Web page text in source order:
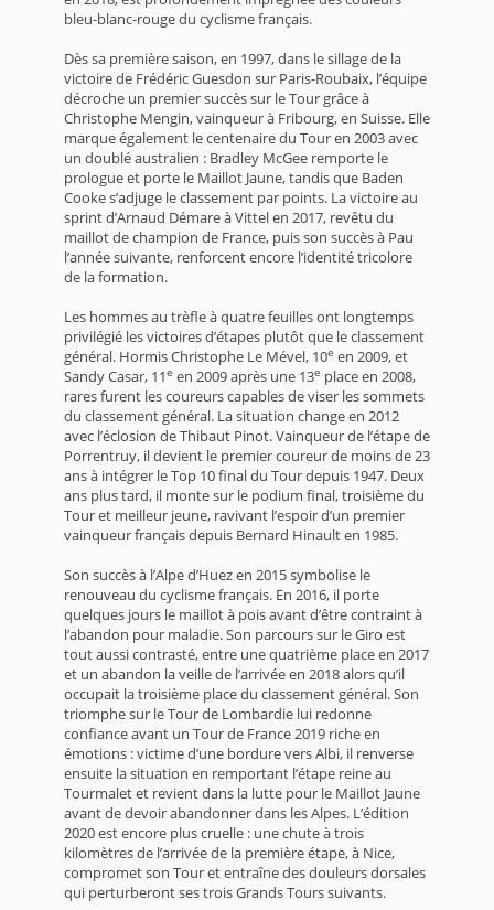
bleu-blanc-rouge du cyclisme français.
Dès sa première saison, en 1997, dans le sillage de la
victoire de Frédéric Guesdon sur Paris-Roubaix, l’équipe
décroche un premier succès sur le Tour grâce à
Christophe Mengin, vainqueur à Fribourg, en Suisse. Elle
marque également le centenaire du Tour en 2003 avec
un doublé australien : Bradley McGee remporte le
prologue et porte le Maillot Jaune, tandis que Baden
Cooke s’adjuge le classement par points. La victoire au
sprint d’Arnaud Démare à Vittel en 2017, revêtu du
maillot de champion de France, puis son succès à Pau
l’année suivante, renforcent encore l’identité tricolore
de la formation.
Les hommes au trèfle à quatre feuilles ont longtemps
privilégié les victoires d’étapes plutôt que le classement
général. Hormis Christophe Le Mével, 10e en 2009, et
Sandy Casar, 11e en 2009 après une 13e place en 2008,
rares furent les coureurs capables de viser les sommets
du classement général. La situation change en 2012
avec l’éclosion de Thibaut Pinot. Vainqueur de l’étape de
Porrentruy, il devient le premier coureur de moins de 23
ans à intégrer le Top 10 final du Tour depuis 1947. Deux
ans plus tard, il monte sur le podium final, troisième du
Tour et meilleur jeune, ravivant l’espoir d’un premier
vainqueur français depuis Bernard Hinault en 1985.
Son succès à l’Alpe d’Huez en 2015 symbolise le
renouveau du cyclisme français. En 2016, il porte
quelques jours le maillot à pois avant d’être contraint à
l’abandon pour maladie. Son parcours sur le Giro est
tout aussi contrasté, entre une quatrième place en 2017
et un abandon la veille de l’arrivée en 2018 alors qu’il
occupait la troisième place du classement général. Son
triomphe sur le Tour de Lombardie lui redonne
confiance avant un Tour de France 2019 riche en
émotions : victime d’une bordure vers Albi, il renverse
ensuite la situation en remportant l’étape reine au
Tourmalet et revient dans la lutte pour le Maillot Jaune
avant de devoir abandonner dans les Alpes. L’édition
2020 est encore plus cruelle : une chute à trois
kilomètres de l’arrivée de la première étape, à Nice,
compromet son Tour et entraîne des douleurs dorsales
qui perturberont ses trois Grands Tours suivants.